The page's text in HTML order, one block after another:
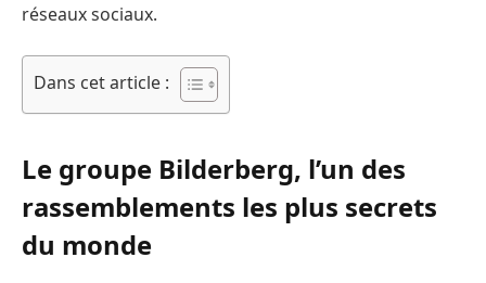
réseaux sociaux.
Dans cet article :
Le groupe Bilderberg, l’un des
rassemblements les plus secrets
du monde